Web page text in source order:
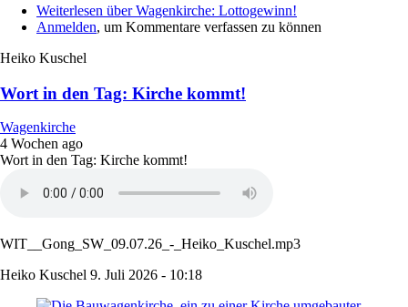
Weiterlesen über Wagenkirche: Lottogewinn!
Anmelden, um Kommentare verfassen zu können
Heiko Kuschel
Wort in den Tag: Kirche kommt!
Wagenkirche
4 Wochen ago
Wort in den Tag: Kirche kommt!
WIT__Gong_SW_09.07.26_-_Heiko_Kuschel.mp3
Heiko Kuschel 9. Juli 2026 - 10:18